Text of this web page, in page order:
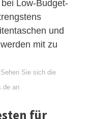
Low-Budget-
und
mit zu
Sehen Sie sich die
an
für